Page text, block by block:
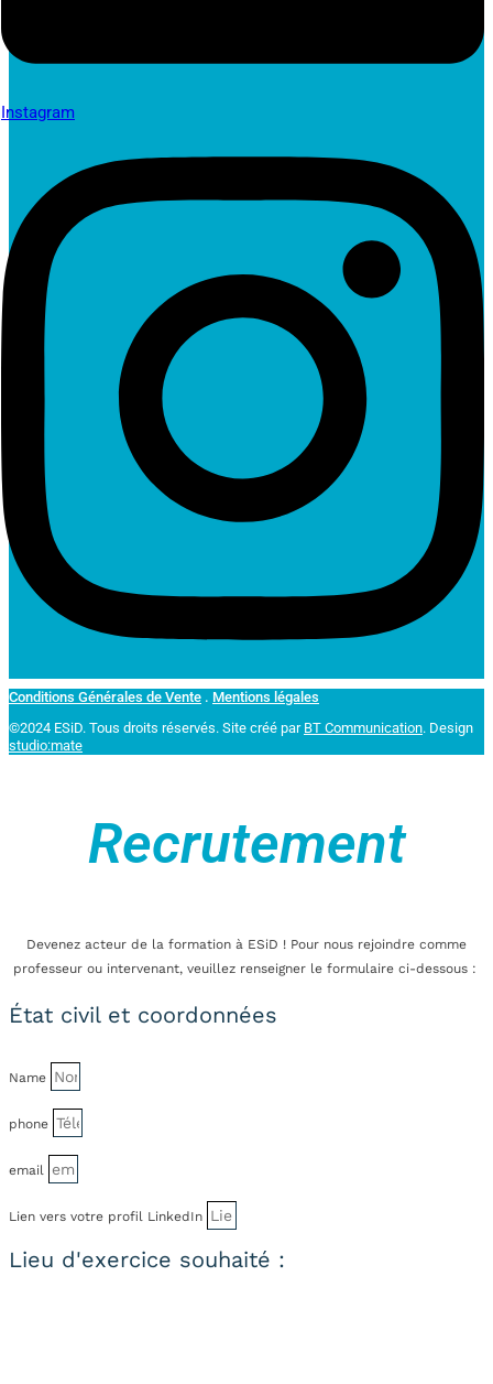
Instagram
Conditions Générales de Vente . Mentions légales
©2024 ESiD. Tous droits réservés. Site créé par BT Communication. Design
studio:mate
Recrutement
Devenez acteur de la formation à ESiD ! Pour nous rejoindre comme
professeur ou intervenant, veuillez renseigner le formulaire ci-dessous :
État civil et coordonnées
Name
phone
email
Lien vers votre profil LinkedIn
Lieu d'exercice souhaité :